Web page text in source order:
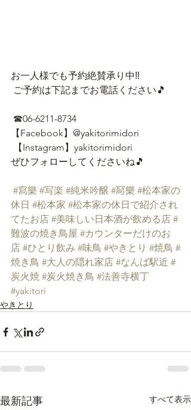
お一人様でも予約絶賛承り中‼
ご予約は下記までお電話ください🎵
☎06-6211-8734
【Facebook】@yakitorimidori
【Instagram】yakitorimidori
ぜひフォローしてくださいね🎵
#寫樂 #写楽 #純米吟醸 #冩樂 #松本家の
休日 #松本家 #松本家の休日で紹介され
てたお店 #美味しい日本酒が飲める店 #
難波の焼き鳥屋 #カウンターだけのお
店 #ひとり飲み #味鳥 #やきとり #焼鳥 #
焼き鳥 #大人の隠れ家店 #なんば駅近 #
炭火焼 #炭火焼き鳥 #法善寺横丁
#yakitori
やきとり
最新記事 すべて表示